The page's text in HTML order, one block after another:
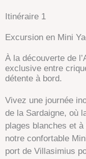
Itinéraire 1
Excursion en Mini
À la découverte de
exclusive entre
détente à bord.
Vivez une journée
de la Sardaigne, où
plages blanches et
notre confortable
port de Villasimius